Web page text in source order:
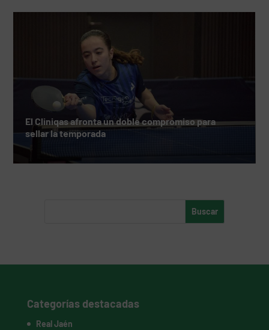
El Cliniqas afronta un doble compromiso para
sellar la temporada
Categorías destacadas
Real Jaén